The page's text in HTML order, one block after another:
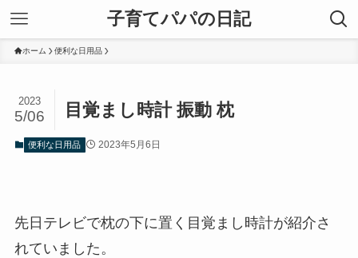
子育てパパの日記
ホーム 便利な日用品
目覚まし時計 振動 枕
2023
5/06
便利な日用品 2023年5月6日
先日テレビで枕の下に置く目覚まし時計が紹介さ
れていました。